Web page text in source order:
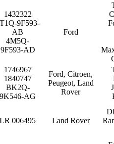
1432322
9F593-
AB
4M5Q-
9F593-AD
Ford
1746967
1840747
BK2Q-
9K546-AG
Ford, Citroen,
Peugeot, Land
Rover
LR 006495 Land Rover